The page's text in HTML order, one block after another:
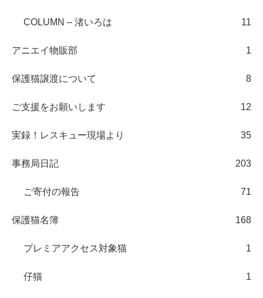
COLUMN – 渚いろは 11
アニエイ物販部 1
保護猫譲渡について 8
ご支援をお願いします 12
実録！レスキュー現場より 35
事務局日記 203
ご寄付の報告 71
保護猫名簿 168
プレミアアクセス対象猫 1
仔猫 1